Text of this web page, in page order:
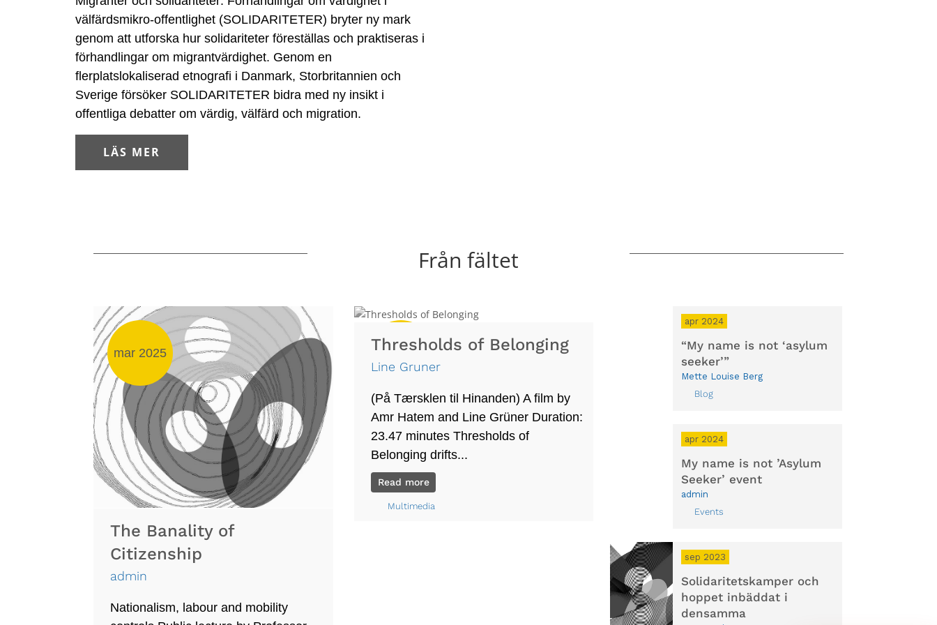
välfärdsmikro-offentlighet (SOLIDARITETER) bryter ny mark
genom att utforska hur solidariteter föreställas och praktiseras i
förhandlingar om migrantvärdighet. Genom en
flerplatslokaliserad etnografi i Danmark, Storbritannien och
Sverige försöker SOLIDARITETER bidra med ny insikt i
offentliga debatter om värdig, välfärd och migration.
LÄS MER
Från fältet
mar 2025
The Banality of
Citizenship
admin
Nationalism, labour and mobility
mar 2025
Thresholds of Belonging
Line Gruner
(På Tærsklen til Hinanden) A film by
Amr Hatem and Line Grüner Duration:
23.47 minutes Thresholds of
Belonging drifts...
Read more
Multimedia
apr 2024
“My name is not ‘asylum
seeker’”
Mette Louise Berg
Blog
apr 2024
My name is not ’Asylum
Seeker’ event
admin
Events
sep 2023
Solidaritetskamper och
hoppet inbäddat i
densamma